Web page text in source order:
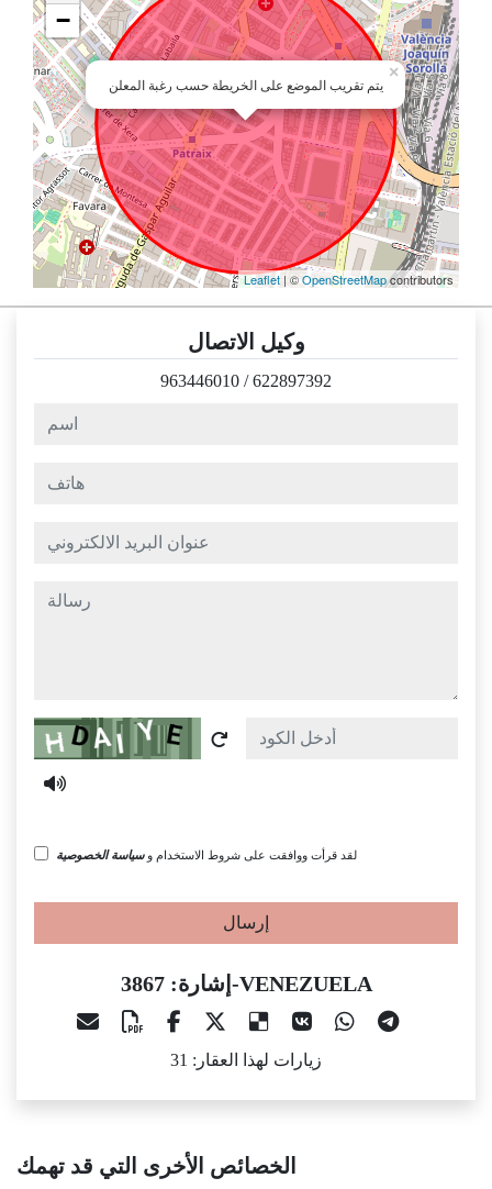
يتم تقريب الموضع على الخريطة حسب رغبة المعلن
×
−
Leaflet | ©OpenStreetMapcontributors
وكيل الاتصال
963446010 /622897392
عنوان البريد الالكتروني
رسالة
Captcha
لقد قرأت ووافقت على شروط الاستخدام وسياسة الخصوصية
إرسال
إشارة: 3867-VENEZUELA
زيارات لهذا العقار: 31
الخصائص الأخرى التي قد تهمك